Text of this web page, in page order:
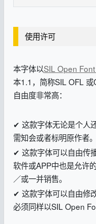
使用许可
本字体以SIL Open
本1.1，简称SIL OFL
自由度非常高：
✔ 这款字体无论是个人
需知会或者标明原作者。
✔ 这款字体可以自由传
软件或APP中也是允许
／或一并销售。
✔ 这款字体可以自由修
必须同样以SIL Open